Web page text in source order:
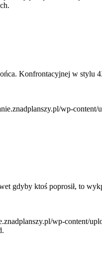
Konfrontacyjnej w stylu
wp-content/
gdyby ktoś poprosił, to
wp-content/